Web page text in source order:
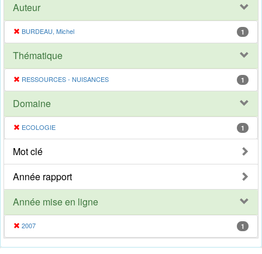
Auteur
BURDEAU, Michel 1
Thématique
RESSOURCES - NUISANCES 1
Domaine
ECOLOGIE 1
Mot clé
Année rapport
Année mise en ligne
2007 1